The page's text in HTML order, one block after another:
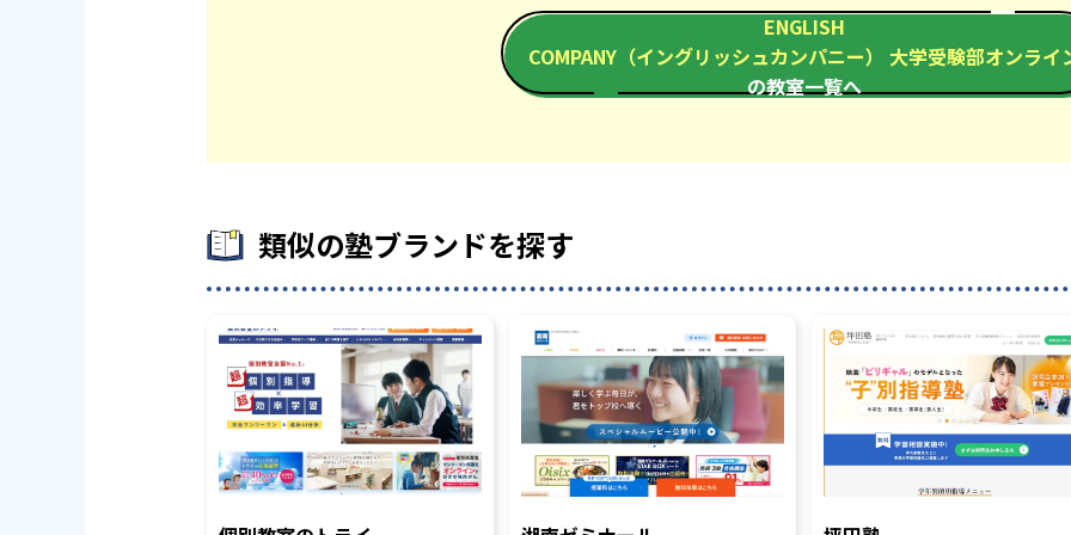
ENGLISH
COMPANY（イングリッシュカンパニー） 大学受験部オンライ
の教室一覧へ
類似の塾ブランドを探す